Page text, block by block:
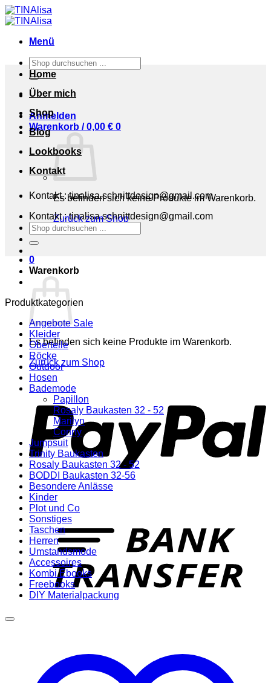
Zum
Inhalt
Menü
Suchen
nach:
Anmelden
Warenkorb /0,00 € 0
Es befinden sich keine Produkte im Warenkorb.
Zurück zum Shop
0
Warenkorb
Es befinden sich keine Produkte im Warenkorb.
Zurück zum Shop
Home
Über mich
Shop
Blog
Lookbooks
Kontakt
Kontakt : tinalisa.schnittdesign@gmail.com
Kontakt : tinalisa.schnittdesign@gmail.com
Suchen
nach:
Produktkategorien
Angebote Sale
Kleider
Oberteile
Röcke
Outdoor
Hosen
Bademode
Papillon
Rosaly Baukasten 32 - 52
Marilyn
Conny
Jumpsuit
Trinity Baukasten
Rosaly Baukasten 32 - 52
BODDI Baukasten 32-56
Besondere Anlässe
Kinder
Plot und Co
Sonstiges
Taschen
Herren
Umstandsmode
Accessoires
Kombi Ebooks
Freebooks
DIY Materialpackung